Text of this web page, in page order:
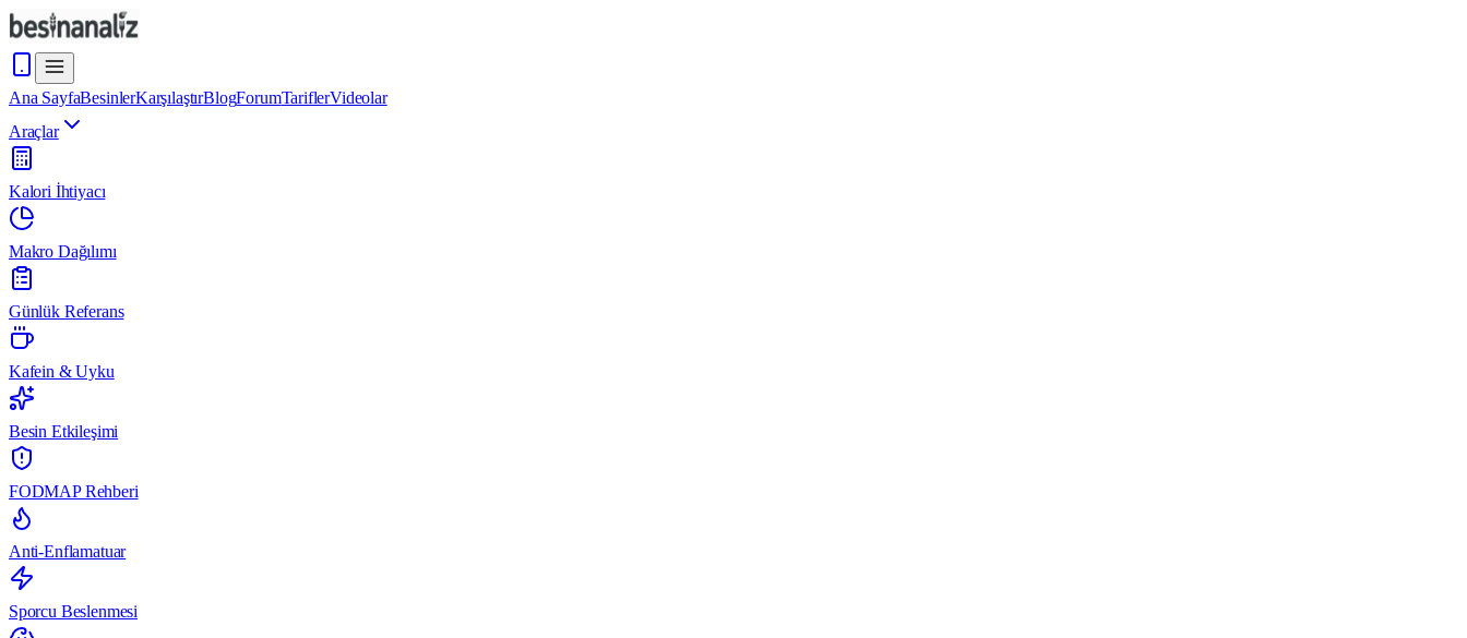
Ana SayfaBesinlerKarşılaştırBlogForumTariflerVideolar
Araçlar
Kalori İhtiyacı
Makro Dağılımı
Günlük Referans
Kafein & Uyku
Besin Etkileşimi
FODMAP Rehberi
Anti-Enflamatuar
Sporcu Beslenmesi